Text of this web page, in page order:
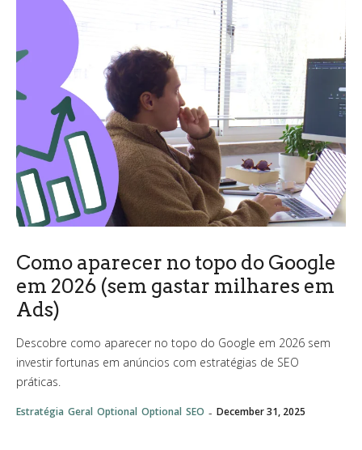
Como aparecer no topo do Google
em 2026 (sem gastar milhares em
Ads)
Descobre como aparecer no topo do Google em 2026 sem
investir fortunas em anúncios com estratégias de SEO
práticas.
Estratégia Geral Optional Optional SEO - December 31, 2025